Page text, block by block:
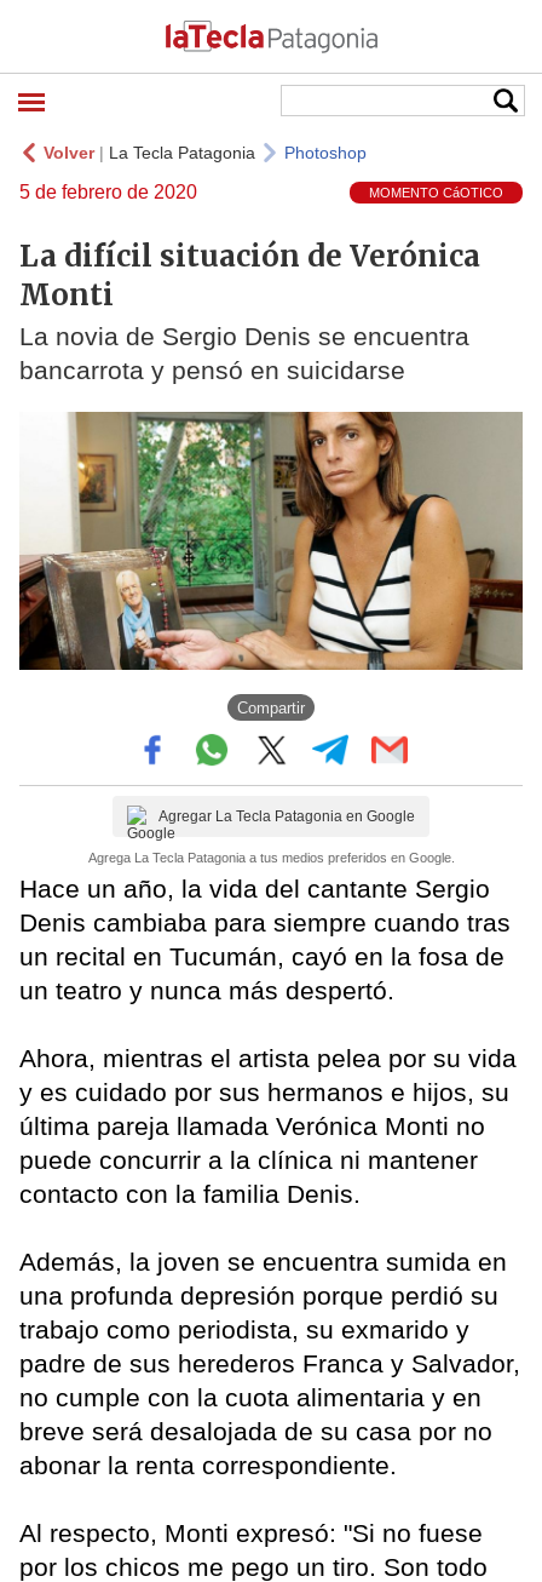
Volver| La Tecla Patagonia Photoshop
5 de febrero de 2020 MOMENTO CáOTICO
La difícil situación de Verónica
Monti
La novia de Sergio Denis se encuentra
bancarrota y pensó en suicidarse
Compartir
Agregar La Tecla Patagonia en Google
Agrega La Tecla Patagonia a tus medios preferidos en Google.
Hace un año, la vida del cantante Sergio
Denis cambiaba para siempre cuando tras
un recital en Tucumán, cayó en la fosa de
un teatro y nunca más despertó.
Ahora, mientras el artista pelea por su vida
y es cuidado por sus hermanos e hijos, su
última pareja llamada Verónica Monti no
puede concurrir a la clínica ni mantener
contacto con la familia Denis.
Además, la joven se encuentra sumida en
una profunda depresión porque perdió su
trabajo como periodista, su exmarido y
padre de sus herederos Franca y Salvador,
no cumple con la cuota alimentaria y en
breve será desalojada de su casa por no
abonar la renta correspondiente.
Al respecto, Monti expresó: "Si no fuese
por los chicos me pego un tiro. Son todo